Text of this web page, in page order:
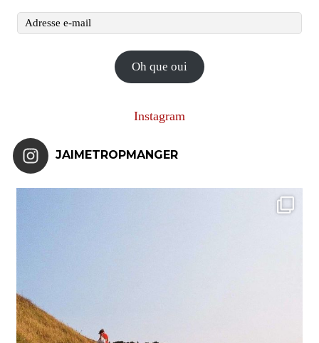
Adresse
Oh que oui
Instagram
JAIMETROPMANGER